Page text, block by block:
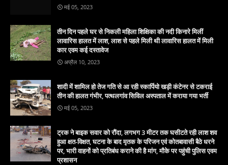
मई 05, 2023
तीन दिन पहले घर से निकली महिला शिक्षिका की नदी किनारे मिलीं
लावारिस हालत में लाश, लाश से पहले मिली थी लावारिस हालत में मिली
कार एवम कई दस्तावेज
अप्रैल 10, 2023
शादी में शामिल हो तेज गति से आ रही स्कार्पियो खड़ी कंटेनर से टकराई
तीन की हालत गंभीर, पत्थलगांव सिविल अस्पताल में कराया गया भर्ती
मई 05, 2023
ट्रक ने बाइक सवार को रौंदा, लगभग 3 मीटर तक घसीटते रही लाश शव
हुआ क्षत-विक्षत, घटना के बाद मृतक के परिजन एवं कोतबावासी बैठे धरने
पर, भारी वाहनों को प्रतिबंध कराने की है मांग, मौके पर पहुंची पुलिस एवम
प्रशासन